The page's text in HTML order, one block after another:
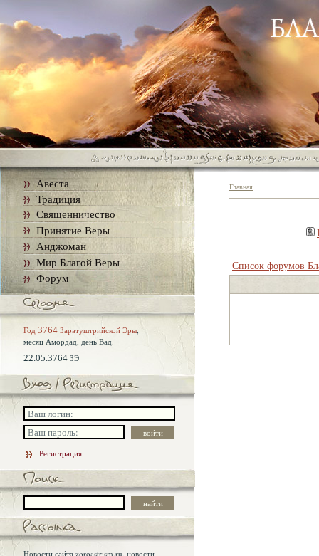
Авеста
Традиция
Священничество
Принятие Веры
Анджоман
Мир Благой Веры
Форум
Год 3764 Заратуштрийской Эры,
месяц Амордад, день Вад.
22.05.3764 ЗЭ
Регистрация
Новости сайта zoroastrism.ru, новости
Главная
Список форумов